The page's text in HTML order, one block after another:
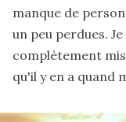
manque de
un peu perdues.
complètement
qu'il y en a quand